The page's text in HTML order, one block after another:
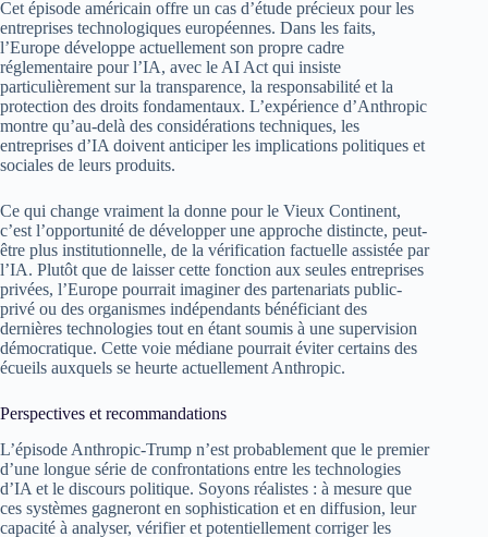
Cet épisode américain offre un cas d’étude précieux pour les
entreprises technologiques européennes. Dans les faits,
l’Europe développe actuellement son propre cadre
réglementaire pour l’IA, avec le AI Act qui insiste
particulièrement sur la transparence, la responsabilité et la
protection des droits fondamentaux. L’expérience d’Anthropic
montre qu’au-delà des considérations techniques, les
entreprises d’IA doivent anticiper les implications politiques et
sociales de leurs produits.
Ce qui change vraiment la donne pour le Vieux Continent,
c’est l’opportunité de développer une approche distincte, peut-
être plus institutionnelle, de la vérification factuelle assistée par
l’IA. Plutôt que de laisser cette fonction aux seules entreprises
privées, l’Europe pourrait imaginer des partenariats public-
privé ou des organismes indépendants bénéficiant des
dernières technologies tout en étant soumis à une supervision
démocratique. Cette voie médiane pourrait éviter certains des
écueils auxquels se heurte actuellement Anthropic.
Perspectives et recommandations
L’épisode Anthropic-Trump n’est probablement que le premier
d’une longue série de confrontations entre les technologies
d’IA et le discours politique. Soyons réalistes : à mesure que
ces systèmes gagneront en sophistication et en diffusion, leur
capacité à analyser, vérifier et potentiellement corriger les